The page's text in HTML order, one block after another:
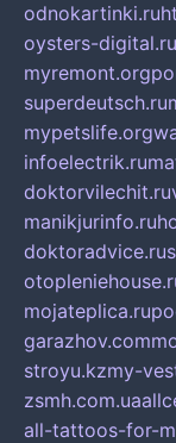
odnokartinki.ru
oysters-digital.ru
myremont.org
superdeutsch.ru
mypetslife.org
infoelectrik.ru
doktorvilechit.ru
manikjurinfo.ru
doktoradvice.ru
mojateplica.ru
garazhov.com
stroyu.kzmy-
zsmh.com.ua
all-tattoos-for-